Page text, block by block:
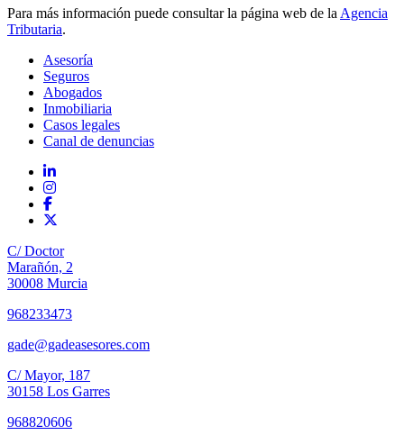
Para más información puede consultar la página web de la Agencia
Tributaria.
Asesoría
Seguros
Abogados
Inmobiliaria
Casos legales
Canal de denuncias
C/ Doctor
Marañón, 2
30008 Murcia
968233473
gade@gadeasesores.com
C/ Mayor, 187
30158 Los Garres
968820606